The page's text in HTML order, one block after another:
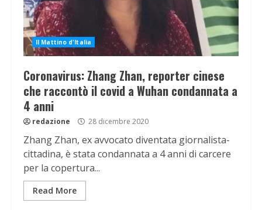
Il Mattino d'Italia
Coronavirus: Zhang Zhan, reporter cinese
che raccontò il covid a Wuhan condannata a
4 anni
redazione 28 dicembre 2020
Zhang Zhan, ex avvocato diventata giornalista-
cittadina, è stata condannata a 4 anni di carcere
per la copertura...
Read More